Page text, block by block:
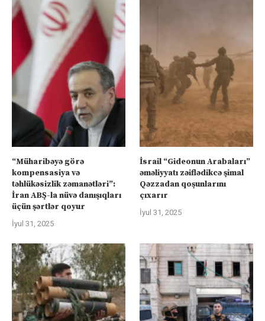
“Müharibəyə görə
kompensasiya və
təhlükəsizlik zəmanətləri”:
İran ABŞ-la nüvə danışıqları
üçün şərtlər qoyur
İyul 31, 2025
İsrail “Gideonun Arabaları”
əməliyyatı zəiflədikcə şimal
Qəzzadan qoşunlarını
çıxarır
İyul 31, 2025